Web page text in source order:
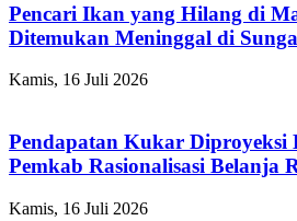
Pencari Ikan yang Hilang di
Ditemukan Meninggal di
Kamis, 16 Juli 2026
Pendapatan Kukar Diproyeksi
Pemkab Rasionalisasi Belanja
Kamis, 16 Juli 2026